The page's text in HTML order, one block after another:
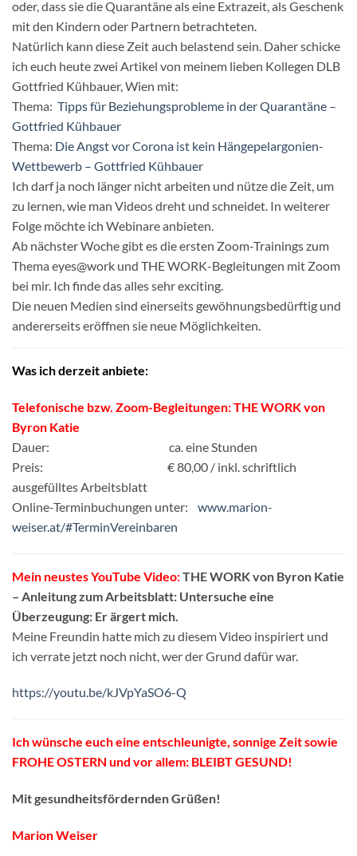
oder, dass sie die Quarantäne als eine Extrazeit, als Geschenk
mit den Kindern oder Partnern betrachteten.
Natürlich kann diese Zeit auch belastend sein. Daher schicke
ich euch heute zwei Artikel von meinem lieben Kollegen DLB
Gottfried Kühbauer, Wien mit:
Thema: Tipps für Beziehungsprobleme in der Quarantäne –
Gottfried Kühbauer
Thema: Die Angst vor Corona ist kein Hängepelargonien-
Wettbewerb – Gottfried Kühbauer
Ich darf ja noch länger nicht arbeiten und nütze die Zeit, um
zu lernen, wie man Videos dreht und schneidet. In weiterer
Folge möchte ich Webinare anbieten.
Ab nächster Woche gibt es die ersten Zoom-Trainings zum
Thema eyes@work und THE WORK-Begleitungen mit Zoom
bei mir. Ich finde das alles sehr exciting.
Die neuen Medien sind einerseits gewöhnungsbedürftig und
andererseits eröffnen sie neue Möglichkeiten.
Was ich derzeit anbiete:
Telefonische bzw. Zoom-Begleitungen: THE WORK von
Byron Katie
Dauer: ca. eine Stunden
Preis: € 80,00 / inkl. schriftlich
ausgefülltes Arbeitsblatt
Online-Terminbuchungen unter: www.marion-
weiser.at/#TerminVereinbaren
Mein neustes YouTube Video:THE WORK von Byron Katie
– Anleitung zum Arbeitsblatt: Untersuche eine
Überzeugung: Er ärgert mich.
Meine Freundin hatte mich zu diesem Video inspiriert und
ich verrate jetzt noch nicht, wer der Grund dafür war.
https://youtu.be/kJVpYaSO6-Q
Ich wünsche euch eine entschleunigte, sonnige Zeit sowie
FROHE OSTERN und vor allem: BLEIBT GESUND!
Mit gesundheitsfördernden Grüßen!
Marion Weiser